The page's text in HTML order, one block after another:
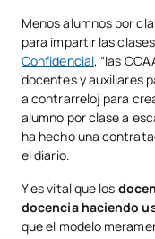
Menos alumnos por
para impartir las
Confidencial, “las
docentes y auxiliares
a contrarreloj para
alumno por clase a
ha hecho una
el diario.
Y es vital que los
docencia haciendo
que el modelo